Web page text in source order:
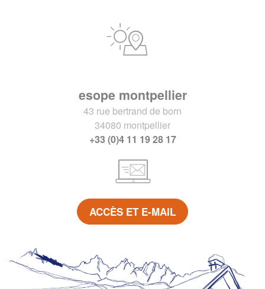
esope montpellier
43 rue bertrand de born
34080 montpellier
+33 (0)4 11 19 28 17
ACCÈS ET E-MAIL